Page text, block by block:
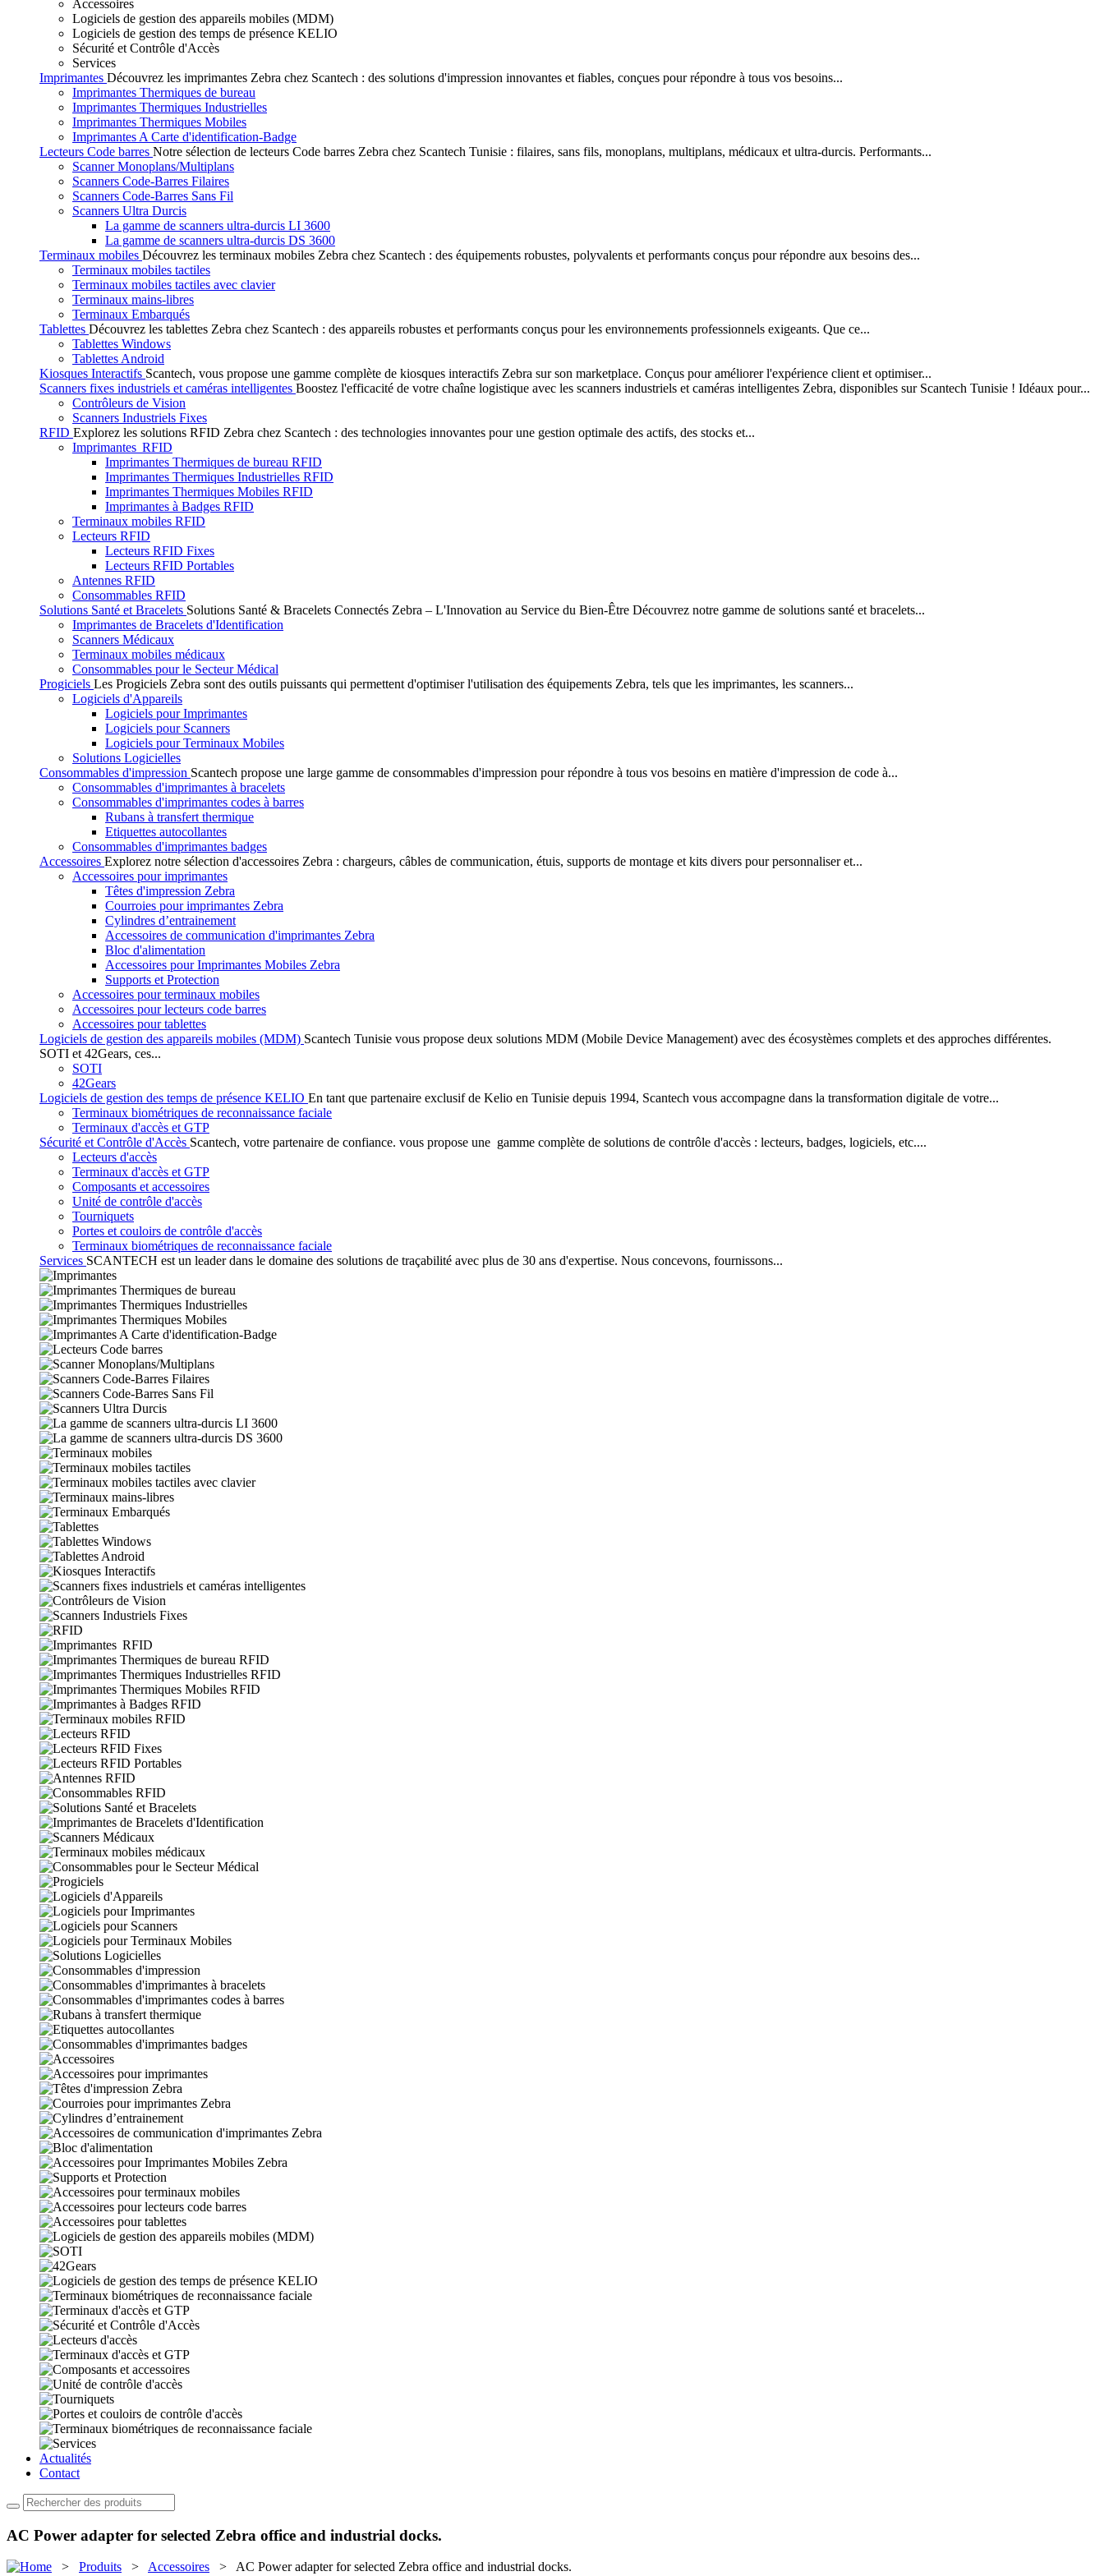
Accessoires
Logiciels de gestion des appareils mobiles (MDM)
Logiciels de gestion des temps de présence KELIO
Sécurité et Contrôle d'Accès
Services
Imprimantes Découvrez les imprimantes Zebra chez Scantech : des solutions d'impression innovantes et fiables, conçues pour répondre à tous vos besoins...
Imprimantes Thermiques de bureau
Imprimantes Thermiques Industrielles
Imprimantes Thermiques Mobiles
Imprimantes A Carte d'identification-Badge
Lecteurs Code barres Notre sélection de lecteurs Code barres Zebra chez Scantech Tunisie : filaires, sans fils, monoplans, multiplans, médicaux et ultra-durcis. Performants...
Scanner Monoplans/Multiplans
Scanners Code-Barres Filaires
Scanners Code-Barres Sans Fil
Scanners Ultra Durcis
La gamme de scanners ultra-durcis LI 3600
La gamme de scanners ultra-durcis DS 3600
Terminaux mobiles Découvrez les terminaux mobiles Zebra chez Scantech : des équipements robustes, polyvalents et performants conçus pour répondre aux besoins des...
Terminaux mobiles tactiles
Terminaux mobiles tactiles avec clavier
Terminaux mains-libres
Terminaux Embarqués
Tablettes Découvrez les tablettes Zebra chez Scantech : des appareils robustes et performants conçus pour les environnements professionnels exigeants. Que ce...
Tablettes Windows
Tablettes Android
Kiosques Interactifs Scantech, vous propose une gamme complète de kiosques interactifs Zebra sur son marketplace. Conçus pour améliorer l'expérience client et optimiser...
Scanners fixes industriels et caméras intelligentes Boostez l'efficacité de votre chaîne logistique avec les scanners industriels et caméras intelligentes Zebra, disponibles sur Scantech Tunisie ! Idéaux pour...
Contrôleurs de Vision
Scanners Industriels Fixes
RFID Explorez les solutions RFID Zebra chez Scantech : des technologies innovantes pour une gestion optimale des actifs, des stocks et...
Imprimantes RFID
Imprimantes Thermiques de bureau RFID
Imprimantes Thermiques Industrielles RFID
Imprimantes Thermiques Mobiles RFID
Imprimantes à Badges RFID
Terminaux mobiles RFID
Lecteurs RFID
Lecteurs RFID Fixes
Lecteurs RFID Portables
Antennes RFID
Consommables RFID
Solutions Santé et Bracelets Solutions Santé & Bracelets Connectés Zebra – L'Innovation au Service du Bien-Être Découvrez notre gamme de solutions santé et bracelets...
Imprimantes de Bracelets d'Identification
Scanners Médicaux
Terminaux mobiles médicaux
Consommables pour le Secteur Médical
Progiciels Les Progiciels Zebra sont des outils puissants qui permettent d'optimiser l'utilisation des équipements Zebra, tels que les imprimantes, les scanners...
Logiciels d'Appareils
Logiciels pour Imprimantes
Logiciels pour Scanners
Logiciels pour Terminaux Mobiles
Solutions Logicielles
Consommables d'impression Scantech propose une large gamme de consommables d'impression pour répondre à tous vos besoins en matière d'impression de code à...
Consommables d'imprimantes à bracelets
Consommables d'imprimantes codes à barres
Rubans à transfert thermique
Etiquettes autocollantes
Consommables d'imprimantes badges
Accessoires Explorez notre sélection d'accessoires Zebra : chargeurs, câbles de communication, étuis, supports de montage et kits divers pour personnaliser et...
Accessoires pour imprimantes
Têtes d'impression Zebra
Courroies pour imprimantes Zebra
Cylindres d’entrainement
Accessoires de communication d'imprimantes Zebra
Bloc d'alimentation
Accessoires pour Imprimantes Mobiles Zebra
Supports et Protection
Accessoires pour terminaux mobiles
Accessoires pour lecteurs code barres
Accessoires pour tablettes
Logiciels de gestion des appareils mobiles (MDM) Scantech Tunisie vous propose deux solutions MDM (Mobile Device Management) avec des écosystèmes complets et des approches différentes.
SOTI et 42Gears, ces...
SOTI
42Gears
Logiciels de gestion des temps de présence KELIO En tant que partenaire exclusif de Kelio en Tunisie depuis 1994, Scantech vous accompagne dans la transformation digitale de votre...
Terminaux biométriques de reconnaissance faciale
Terminaux d'accès et GTP
Sécurité et Contrôle d'Accès Scantech, votre partenaire de confiance. vous propose une gamme complète de solutions de contrôle d'accès : lecteurs, badges, logiciels, etc....
Lecteurs d'accès
Terminaux d'accès et GTP
Composants et accessoires
Unité de contrôle d'accès
Tourniquets
Portes et couloirs de contrôle d'accès
Terminaux biométriques de reconnaissance faciale
Services SCANTECH est un leader dans le domaine des solutions de traçabilité avec plus de 30 ans d'expertise. Nous concevons, fournissons...
Actualités
Contact
AC Power adapter for selected Zebra office and industrial docks.
> Produits > Accessoires > AC Power adapter for selected Zebra office and industrial docks.